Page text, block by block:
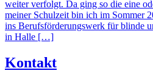
weiter verfolgt. Da ging so die eine
meiner Schulzeit bin ich im Sommer
ins Berufsförderungswerk für blinde
in Halle […]
Kontakt